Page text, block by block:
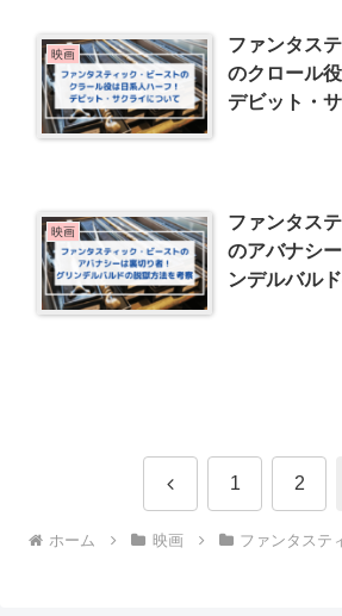
映画
ファンタス
のクロール
デビット・
映画
ファンタス
のアバナシ
ンデルバル
前
へ
1 2
ホーム 映画 ファンタステ